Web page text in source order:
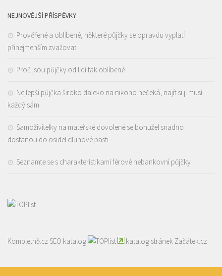
NEJNOVĚJŠÍ PŘÍSPĚVKY
Prověřené a oblíbené, některé půjčky se opravdu vyplatí
přinejmenším zvažovat
Proč jsou půjčky od lidí tak oblíbené
Nejlepší půjčka široko daleko na nikoho nečeká, najít si ji musí
každý sám
Samoživitelky na mateřské dovolené se bohužel snadno
dostanou do osidel dluhové pasti
Seznamte se s charakteristikami férové nebankovní půjčky
Kompletně.cz SEO katalog katalog stránek Začátek.cz